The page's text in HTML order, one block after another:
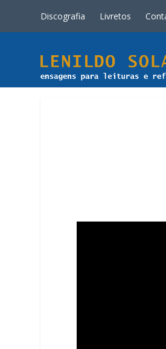
Discografia Livretos